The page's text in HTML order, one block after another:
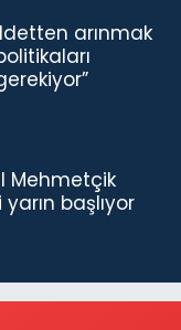
arınmak
Mehmetçik
başlıyor